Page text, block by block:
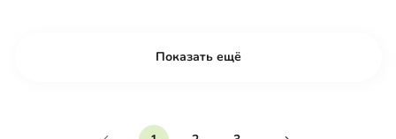
Показать ещё